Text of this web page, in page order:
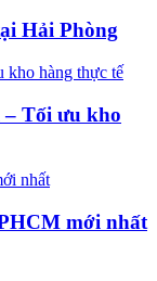
Hải Phòng
Tối ưu kho
mới nhất